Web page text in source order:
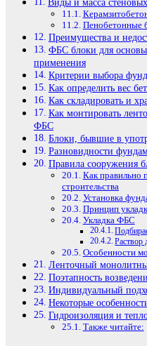
Виды и масса
Пенобетонные
Преимущества и
ФБС блоки для основы
применения
Критерии выбора
Как определить вес
Как складировать и
Как монтировать
ФБС
Блоки, бывшие в
Разновидности
Правила сооружения
Как правильно
строительства
Установка
Принцип
Укладка ФБС
Раствор
Особенности
Ленточный
Поэтапность
Индивидуальный
Некоторые
Гидроизоляция и
Также читайте: